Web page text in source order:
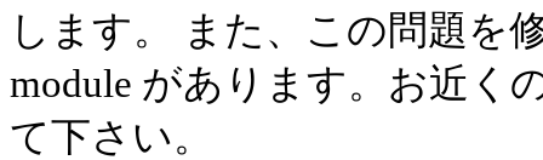
します。 また、この問題を
module があります。お近く
て下さい。